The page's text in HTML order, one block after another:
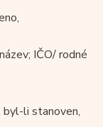
IČO/ rodné
byl-li stanoven,